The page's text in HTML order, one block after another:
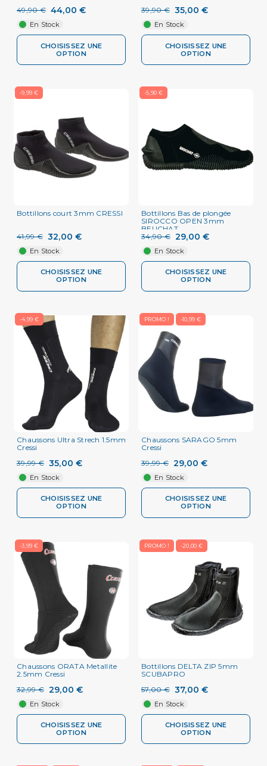
49,90 € 44,00 €
En Stock
CHOISISSEZ UNE
OPTION
39,90 € 35,00 €
En Stock
CHOISISSEZ UNE
OPTION
-9,99 €
Bottillons court 3mm CRESSI
41,99 € 32,00 €
En Stock
CHOISISSEZ UNE
OPTION
-5,90 €
Bottillons Bas de plongée
SIROCCO OPEN 3mm
BEUCHAT
34,90 € 29,00 €
En Stock
CHOISISSEZ UNE
OPTION
-4,99 €
Chaussons Ultra Strech 1.5mm
Cressi
39,99 € 35,00 €
En Stock
CHOISISSEZ UNE
OPTION
PROMO ! -10,99 €
Chaussons SARAGO 5mm
Cressi
39,99 € 29,00 €
En Stock
CHOISISSEZ UNE
OPTION
-3,99 €
Chaussons ORATA Metallite
2.5mm Cressi
32,99 € 29,00 €
En Stock
CHOISISSEZ UNE
OPTION
PROMO ! -20,00 €
Bottillons DELTA ZIP 5mm
SCUBAPRO
57,00 € 37,00 €
En Stock
CHOISISSEZ UNE
OPTION